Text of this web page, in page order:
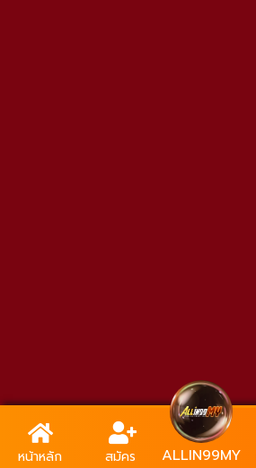
หน้าหลัก สมัคร ALLIN99MY